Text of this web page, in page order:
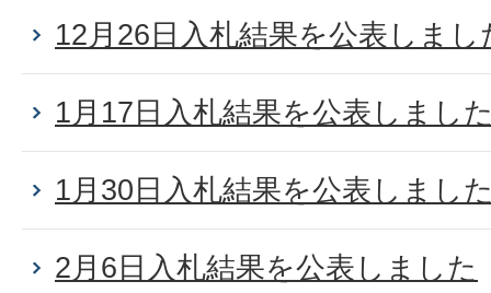
12月26日入札結果を公表しまし
1月17日入札結果を公表しまし
1月30日入札結果を公表しまし
2月6日入札結果を公表しました